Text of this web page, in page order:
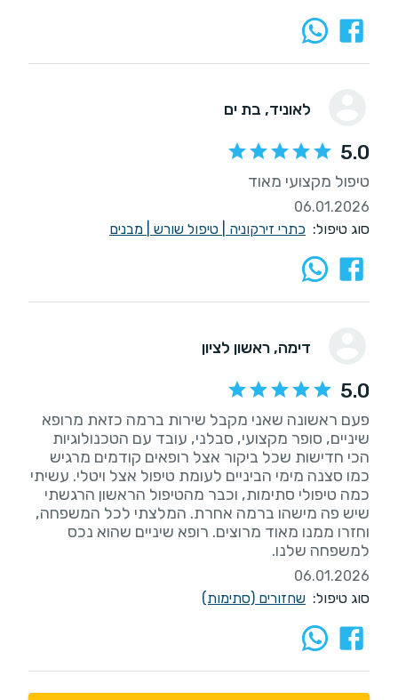
לאוניד, בת ים
5.0
טיפול מקצועי מאוד
06.01.2026
סוג טיפול: כתרי זירקוניה טיפול שורש מבנים
דימה, ראשון לציון
5.0
פעם ראשונה שאני מקבל שירות ברמה כזאת מרופא
שיניים, סופר מקצועי, סבלני, עובד עם הטכנולוגיות
הכי חדישות שכל ביקור אצל רופאים קודמים מרגיש
כמו סצנה מימי הביניים לעומת טיפול אצל ויטלי. עשיתי
כמה טיפולי סתימות, וכבר מהטיפול הראשון הרגשתי
שיש פה מישהו ברמה אחרת. המלצתי לכל המשפחה,
וחזרו ממנו מאוד מרוצים. רופא שיניים שהוא נכס
למשפחה שלנו.
06.01.2026
סוג טיפול: שחזורים (סתימות)